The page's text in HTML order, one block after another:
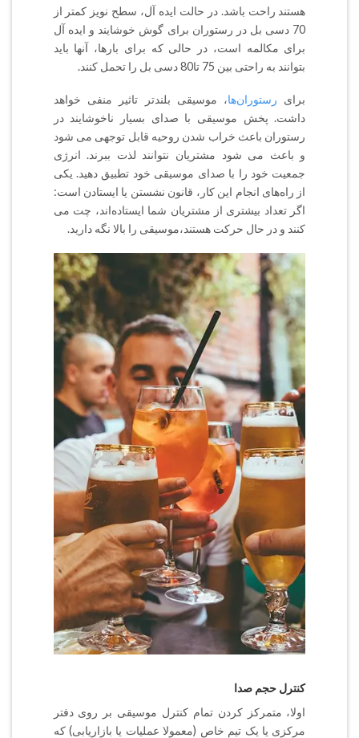
هستند راحت باشد. در حالت ایده آل،‌ سطح نویز کمتر از
70 دسی بل در رستوران برای گوش خوشایند و ایده آل
برای مکالمه است، در حالی که برای بارها،‌ آنها باید
بتوانند به راحتی بین 75 تا80 دسی بل را تحمل کنند.
برای رستوران‌ها، موسیقی بلندتر تاثیر منفی خواهد
داشت. پخش موسیقی با صدای بسیار ناخوشایند در
رستوران باعث خراب شدن روحیه قابل توجهی می شود
و باعث می شود مشتریان نتوانند لذت ببرند. انرژی
جمعیت خود را با صدای موسیقی خود تطبیق دهید. یکی
از راه‌های انجام این کار،‌ قانون نشستن یا ایستادن است:
اگر تعداد بیشتری از مشتریان شما ایستاده‌اند، چت می
کنند و در حال حرکت هستند،‌موسیقی را بالا نگه دارید.
کنترل حجم صدا
اولا،‌ متمرکز کردن تمام کنترل موسیقی بر روی دفتر
مرکزی یا یک تیم خاص (معمولا عملیات یا بازاریابی) که